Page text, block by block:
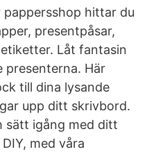
hittar du
presentpåsar,
Låt fantasin
presenterna. Här
till dina lysande
upp ditt skrivbord.
sätt igång med ditt
med våra